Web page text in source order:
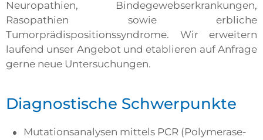
Neuropathien, Bindegewebserkrankungen,
Rasopathien sowie erbliche
Tumorprädispositionssyndrome. Wir erweitern
laufend unser Angebot und etablieren auf Anfrage
gerne neue Untersuchungen.
Diagnostische Schwerpunkte
Mutationsanalysen mittels PCR (Polymerase-